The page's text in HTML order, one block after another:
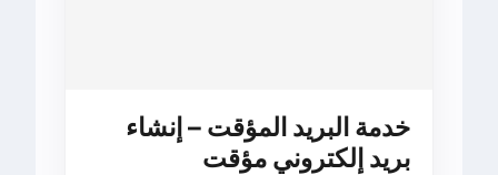
خدمة البريد المؤقت – إنشاء
بريد إلكتروني مؤقت